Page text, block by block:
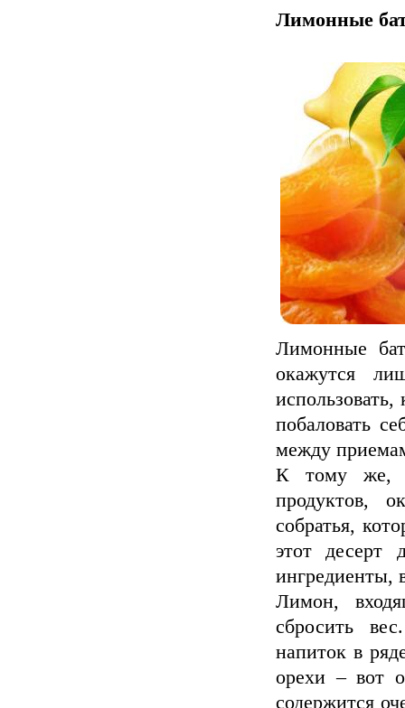
Лимонные
Лимонные
окажутся
побаловать
между
К тому же,
продуктов,
собратья,
этот десерт
ингредиенты,
Лимон,
сбросить
напиток в
орехи – вот
содержится